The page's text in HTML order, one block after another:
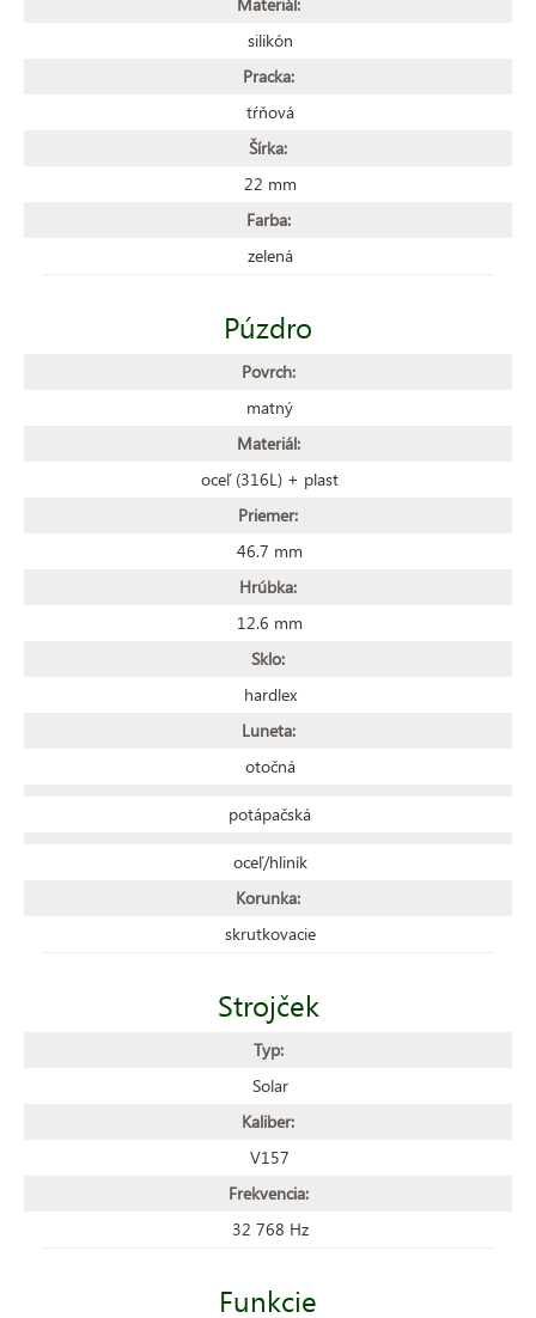
silikón
Pracka:
tŕňová
Šírka:
22 mm
Farba:
zelená
Púzdro
Povrch:
matný
Materiál:
oceľ (316L) + plast
Priemer:
46.7 mm
Hrúbka:
12.6 mm
Sklo:
hardlex
Luneta:
otočná
potápačská
oceľ/hliník
Korunka:
skrutkovacie
Strojček
Typ:
Solar
Kaliber:
V157
Frekvencia:
32 768 Hz
Funkcie